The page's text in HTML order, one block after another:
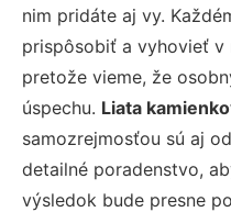
nim pridáte aj vy.
prispôsobiť a vyhovieť v
pretože vieme, že
úspechu. Liata
samozrejmosťou sú aj
detailné poradenstvo,
výsledok bude presne